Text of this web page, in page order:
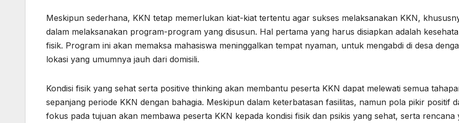
Meskipun sederhana, KKN tetap memerlukan kiat-kiat tertentu agar sukses melaksanakan KKN,
dalam melaksanakan program-program yang disusun. Hal pertama yang harus disiapkan adalah
fisik. Program ini akan memaksa mahasiswa meninggalkan tempat nyaman, untuk mengabdi di desa
lokasi yang umumnya jauh dari domisili.
Kondisi fisik yang sehat serta positive thinking akan membantu peserta KKN dapat melewati semua
sepanjang periode KKN dengan bahagia. Meskipun dalam keterbatasan fasilitas, namun pola pikir positif
fokus pada tujuan akan membawa peserta KKN kepada kondisi fisik dan psikis yang sehat, serta rencana